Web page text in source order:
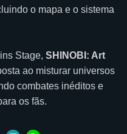
o mapa e o sistema
Stage, SHINOBI: Art
ao misturar universos
combates inéditos e
os fãs.